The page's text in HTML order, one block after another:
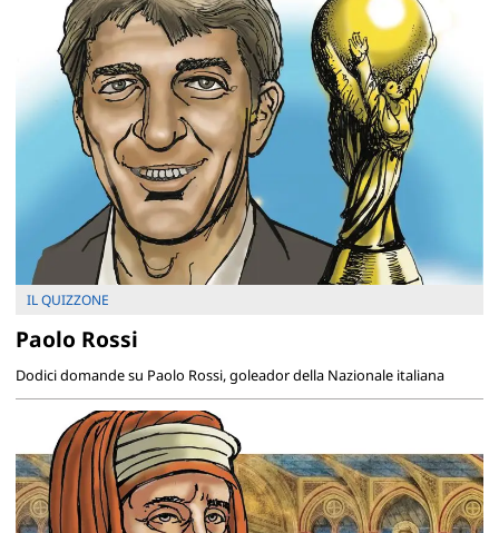
IL QUIZZONE
Paolo Rossi
Dodici domande su Paolo Rossi, goleador della Nazionale italiana